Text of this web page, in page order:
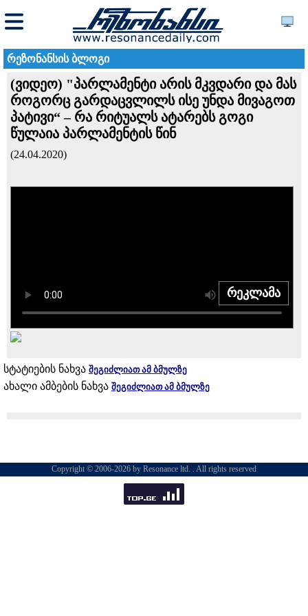
რეზონანსის ბლოგი
(ვიდეო) "პარლამენტი არის მკვდარი და მას
როგორც გარდაცვლილს ისე უნდა მივაგოთ
პატივი“ – რა რიტუალს ატარებს გოგი
წულაია პარლამენტის წინ
(24.04.2020)
რეკლამა
სტატიების ნახვა შეგიძლიათ ამ ბმულზე
ახალი ამბების ნახვა შეგიძლიათ ამ ბმულზე
Copyright © 2006-2026 by Resonance ltd. . All rights reserved